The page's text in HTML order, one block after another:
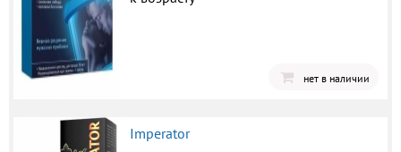
нет в наличии
Imperator